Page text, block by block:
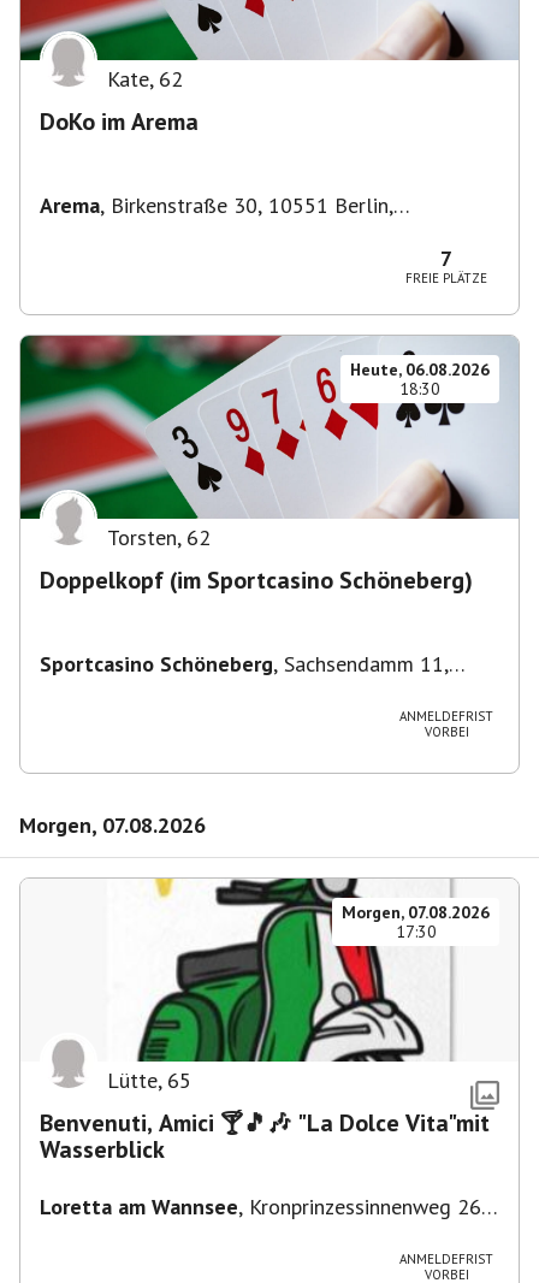
Kate, 62
DoKo im Arema
Arema, Birkenstraße 30, 10551 Berlin,
7
FREIE PLÄTZE
Heute, 06.08.2026
18:30
Torsten, 62
Doppelkopf (im Sportcasino Schöneberg)
Sportcasino Schöneberg, Sachsendamm 11,
ANMELDEFRIST
VORBEI
Morgen, 07.08.2026
Morgen, 07.08.2026
17:30
Lütte, 65
Benvenuti, Amici 🍸🎵🎶 "La Dolce Vita"mit
Wasserblick
Loretta am Wannsee, Kronprinzessinnenweg 260,
ANMELDEFRIST
VORBEI